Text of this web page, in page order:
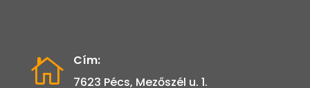

Cím:
7623 Pécs, Mezőszél u. 1.